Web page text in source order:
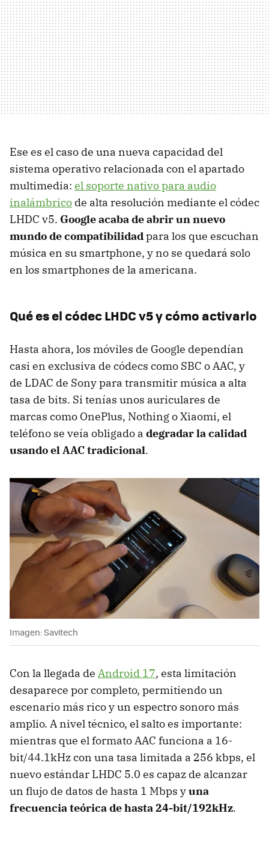
Ese es el caso de una nueva capacidad del
sistema operativo relacionada con el apartado
multimedia: el soporte nativo para audio
inalámbrico de alta resolución mediante el códec
LHDC v5. Google acaba de abrir un nuevo
mundo de compatibilidadpara los que escuchan
música en su smartphone, y no se quedará solo
en los smartphones de la americana.
Qué es el códec LHDC v5 y cómo activarlo
Hasta ahora, los móviles de Google dependían
casi en exclusiva de códecs como SBC o AAC, y
de LDAC de Sony para transmitir música a alta
tasa de bits. Si tenías unos auriculares de
marcas como OnePlus, Nothing o Xiaomi, el
teléfono se veía obligado a degradar la calidad
usando el AAC tradicional.
Imagen: Savitech
Con la llegada de Android 17, esta limitación
desaparece por completo, permitiendo un
escenario más rico y un espectro sonoro más
amplio. A nivel técnico, el salto es importante:
mientras que el formato AAC funciona a 16-
bit/44.1kHz con una tasa limitada a 256 kbps, el
nuevo estándar LHDC 5.0 es capaz de alcanzar
un flujo de datos de hasta 1 Mbps yuna
frecuencia teórica de hasta 24-bit/192kHz.